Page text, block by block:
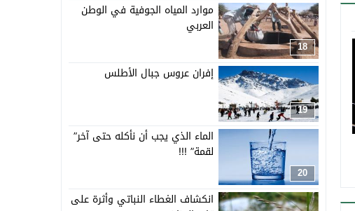
18
موارد المياه الجوفية في الوطن
العربي
19
إفران عروس جبال الأطلس
20
الماء الذي يجب أن نأكله حتى آخر”
لقمة” !!!
انكشاف الغطاء النباتي وأثرة على